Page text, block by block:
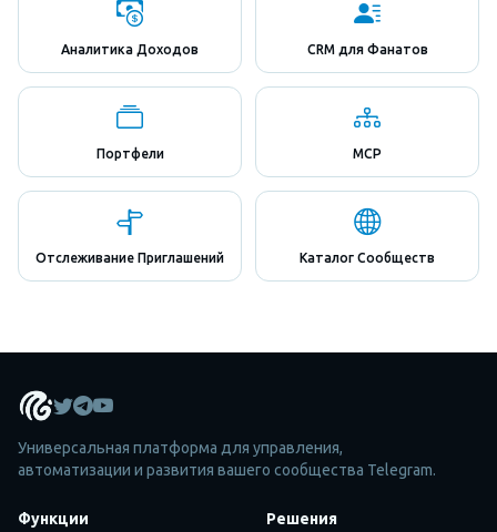
Аналитика Доходов CRM для Фанатов
Портфели MCP
Отслеживание Приглашений Каталог Сообществ
Универсальная платформа для управления,
автоматизации и развития вашего сообщества Telegram.
Функции
Решения